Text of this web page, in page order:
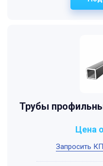
Трубы
Запросить
Цена